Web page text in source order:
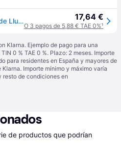
Portwest F441 Pantalones de Lluvia Iona Cintura Elástica Cinta Reflectante 17,64 €
O 3 pagos de 5,88 € TAE 0%¹
Klarna. Ejemplo de pago para una
0 % TAE 0 %. Plazo: 2 meses. Importe
para residentes en España y mayores de
Importe mínimo y máximo varía
resto de condiciones en
de productos que podrían